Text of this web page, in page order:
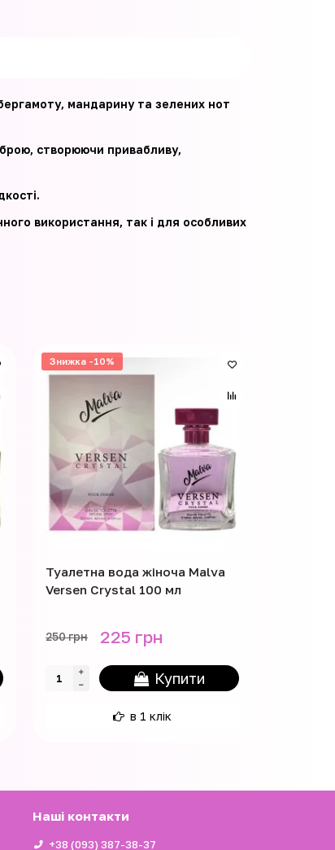
мандарину та зелених нот
створюючи привабливу,
використання, так і для особливих
Знижка -10%
Туалетна вода жіноча Malva
Versen Crystal 100 мл
250 грн 225 грн
Купити
в 1 клік
Наші контакти
+38 (093) 387-38-37